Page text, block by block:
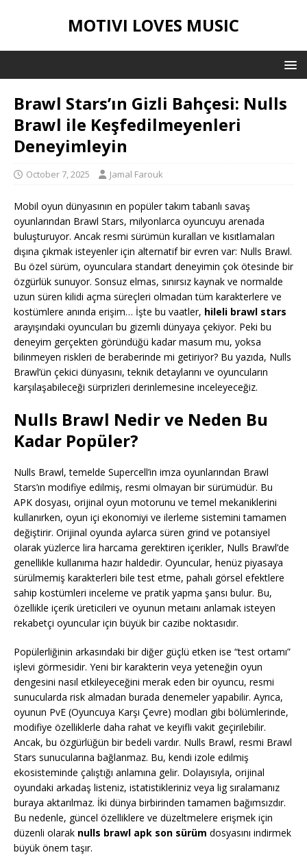
MOTIVI LOVES MUSIC
Brawl Stars’ın Gizli Bahçesi: Nulls
Brawl ile Keşfedilmeyenleri
Deneyimleyin
October 7, 2025 Jamal Farouk
Mobil oyun dünyasının en popüler takım tabanlı savaş
oyunlarından Brawl Stars, milyonlarca oyuncuyu arenada
buluşturuyor. Ancak resmi sürümün kuralları ve kısıtlamaları
dışına çıkmak isteyenler için alternatif bir evren var: Nulls Brawl.
Bu özel sürüm, oyunculara standart deneyimin çok ötesinde bir
özgürlük sunuyor. Sonsuz elmas, sınırsız kaynak ve normalde
uzun süren kilidi açma süreçleri olmadan tüm karakterlere ve
kostümlere anında erişim… İşte bu vaatler, hileli brawl stars
arayışındaki oyuncuları bu gizemli dünyaya çekiyor. Peki bu
deneyim gerçekten göründüğü kadar masum mu, yoksa
bilinmeyen riskleri de beraberinde mi getiriyor? Bu yazıda, Nulls
Brawl’ün çekici dünyasını, teknik detaylarını ve oyuncuların
karşılaşabileceği sürprizleri derinlemesine inceleyeceğiz.
Nulls Brawl Nedir ve Neden Bu
Kadar Popüler?
Nulls Brawl, temelde Supercell’in imza oyunlarından Brawl
Stars’ın modifiye edilmiş, resmi olmayan bir sürümüdür. Bu
APK dosyası, orijinal oyun motorunu ve temel mekaniklerini
kullanırken, oyun içi ekonomiyi ve ilerleme sistemini tamamen
değiştirir. Orijinal oyunda aylarca süren grind ve potansiyel
olarak yüzlerce lira harcama gerektiren içerikler, Nulls Brawl’de
genellikle kullanıma hazır haldedir. Oyuncular, henüz piyasaya
sürülmemiş karakterleri bile test etme, pahalı görsel efektlere
sahip kostümleri inceleme ve pratik yapma şansı bulur. Bu,
özellikle içerik üreticileri ve oyunun metaını anlamak isteyen
rekabetçi oyuncular için büyük bir cazibe noktasıdır.
Popülerliğinin arkasındaki bir diğer güçlü etken ise “test ortamı”
işlevi görmesidir. Yeni bir karakterin veya yeteneğin oyun
dengesini nasıl etkileyeceğini merak eden bir oyuncu, resmi
sunucularda risk almadan burada denemeler yapabilir. Ayrıca,
oyunun PvE (Oyuncuya Karşı Çevre) modları gibi bölümlerinde,
modifiye özelliklerle daha rahat ve keyifli vakit geçirilebilir.
Ancak, bu özgürlüğün bir bedeli vardır. Nulls Brawl, resmi Brawl
Stars sunucularına bağlanmaz. Bu, kendi izole edilmiş
ekosisteminde çalıştığı anlamına gelir. Dolayısıyla, orijinal
oyundaki arkadaş listeniz, istatistikleriniz veya lig sıralamanız
buraya aktarılmaz. İki dünya birbirinden tamamen bağımsızdır.
Bu nedenle, güncel özelliklere ve düzeltmelere erişmek için
düzenli olarak nulls brawl apk son sürüm dosyasını indirmek
büyük önem taşır.